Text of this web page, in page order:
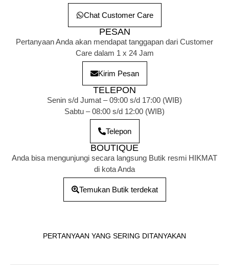
Chat Customer Care
PESAN
Pertanyaan Anda akan mendapat tanggapan dari Customer
Care dalam 1 x 24 Jam
Kirim Pesan
TELEPON
Senin s/d Jumat – 09:00 s/d 17:00 (WIB)
Sabtu – 08:00 s/d 12:00 (WIB)
Telepon
BOUTIQUE
Anda bisa mengunjungi secara langsung Butik resmi HIKMAT
di kota Anda
Temukan Butik terdekat
PERTANYAAN YANG SERING DITANYAKAN